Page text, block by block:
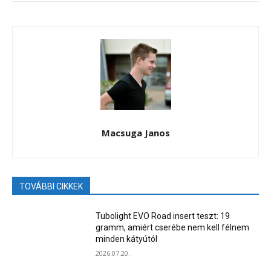
Macsuga Janos
TOVÁBBI CIKKEK
Tubolight EVO Road insert teszt: 19
gramm, amiért cserébe nem kell félnem
minden kátyútól
2026.07.20.